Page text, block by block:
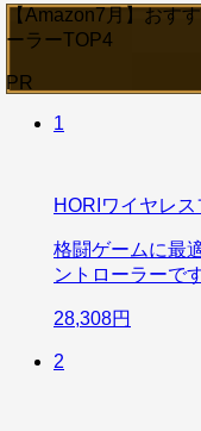
【Amazon7月】おす
ーラーTOP4
PR
1
HORIワイヤレ
格闘ゲームに最
ントローラーです
28,308円
2